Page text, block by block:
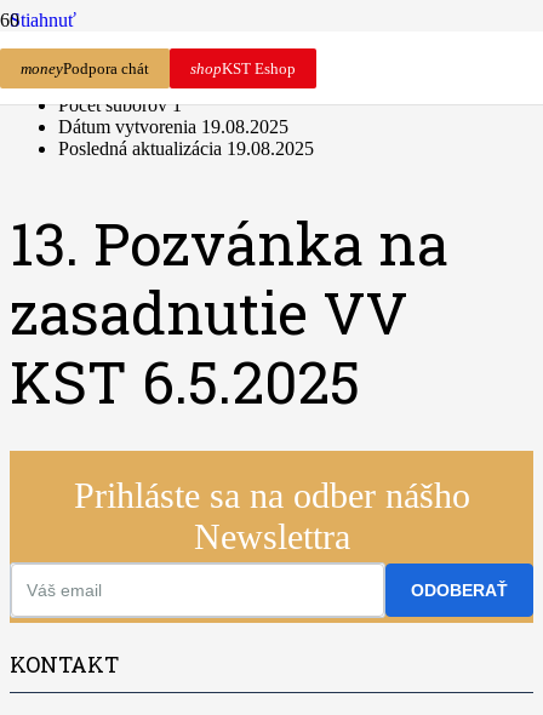
moneyPodpora chát shopKST Eshop
Stiahnuť
Stiahnuť2
Veľkosť súboru
192.00 KB
Počet súborov1
Dátum vytvorenia 19.08.2025
Posledná aktualizácia 19.08.2025
13. Pozvánka na
zasadnutie VV
KST 6.5.2025
Prihláste sa na odber nášho
Newslettra
ODOBERAŤ
KONTAKT